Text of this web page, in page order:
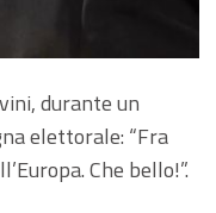
durante un
elettorale: “Fra
Che bello!”.